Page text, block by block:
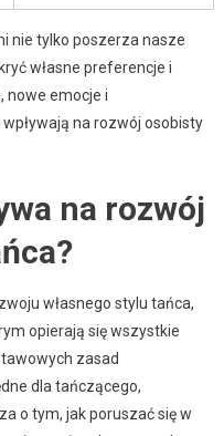
nie tylko poszerza nasze
własne preferencje i
nowe emocje i
na rozwój osobisty
na rozwój
własnego stylu tańca,
opierają się wszystkie
zasad
dla tańczącego,
o tym, jak poruszać się w